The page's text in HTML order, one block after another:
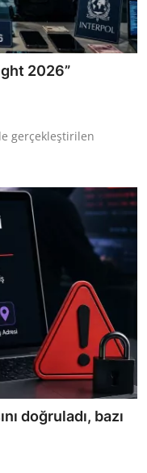
2026”
gerçekleştirilen
doğruladı, bazı